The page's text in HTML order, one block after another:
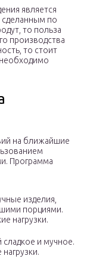
является
по
то польза
производства
то стоит
на ближайшие
Программа
изделия,
порциями.
нагрузки.
и мучное.